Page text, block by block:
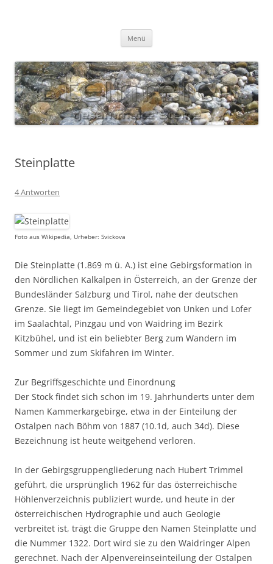
Menü
Steinplatte
4 Antworten
Foto aus Wikipedia, Urheber: Svickova
Die Steinplatte (1.869 m ü. A.) ist eine Gebirgsformation in
den Nördlichen Kalkalpen in Österreich, an der Grenze der
Bundesländer Salzburg und Tirol, nahe der deutschen
Grenze. Sie liegt im Gemeindegebiet von Unken und Lofer
im Saalachtal, Pinzgau und von Waidring im Bezirk
Kitzbühel, und ist ein beliebter Berg zum Wandern im
Sommer und zum Skifahren im Winter.
Zur Begriffsgeschichte und Einordnung
Der Stock findet sich schon im 19. Jahrhunderts unter dem
Namen Kammerkargebirge, etwa in der Einteilung der
Ostalpen nach Böhm von 1887 (10.1d, auch 34d). Diese
Bezeichnung ist heute weitgehend verloren.
In der Gebirgsgruppengliederung nach Hubert Trimmel
geführt, die ursprünglich 1962 für das österreichische
Höhlenverzeichnis publiziert wurde, und heute in der
österreichischen Hydrographie und auch Geologie
verbreitet ist, trägt die Gruppe den Namen Steinplatte und
die Nummer 1322. Dort wird sie zu den Waidringer Alpen
gerechnet. Nach der Alpenvereinseinteilung der Ostalpen